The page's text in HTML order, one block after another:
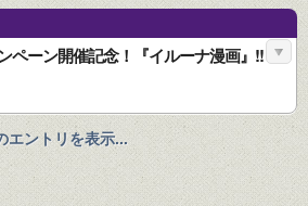
ペーン開催記念！『イルーナ漫画』!!
エントリを表示...